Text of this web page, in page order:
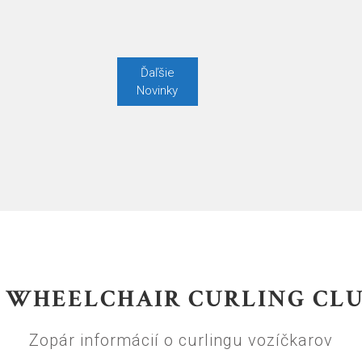
Ďaľšie
Novinky
WHEELCHAIR CURLING
Zopár informácií o curlingu vozíčkarov